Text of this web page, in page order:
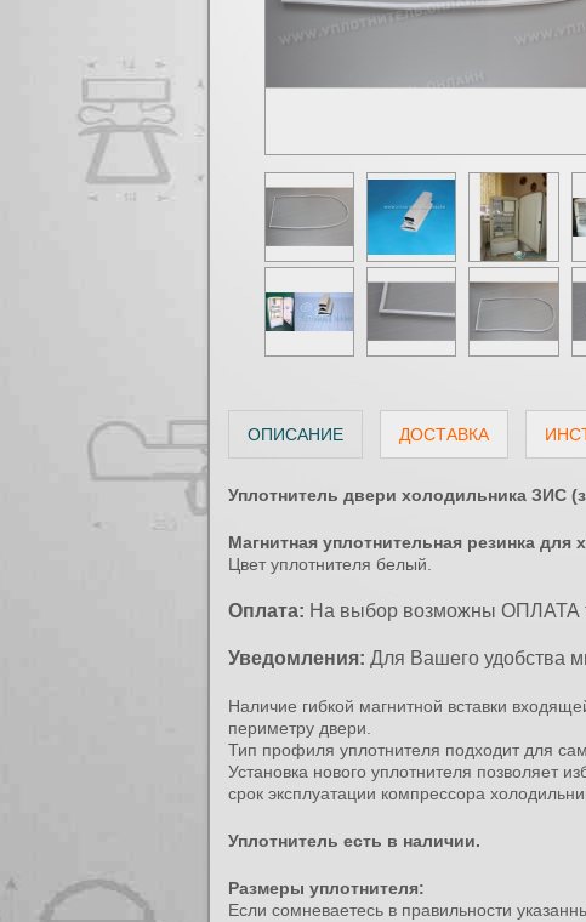
ОПИСАНИЕ ДОСТАВКА
Уплотнитель двери холодильника ЗИС
Магнитная уплотнительная резинка для
Цвет уплотнителя белый.
Оплата: На выбор возможны ОПЛАТА
Уведомления: Для Вашего
Наличие гибкой магнитной вставки
периметру двери.
Тип профиля уплотнителя подходит для
Установка нового уплотнителя позволяет
срок эксплуатации компрессора
Уплотнитель есть в наличии.
Размеры уплотнителя:
Если сомневаетесь в правильности